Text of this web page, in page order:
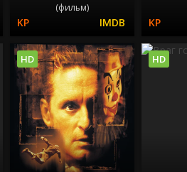
(фильм)
HD HD